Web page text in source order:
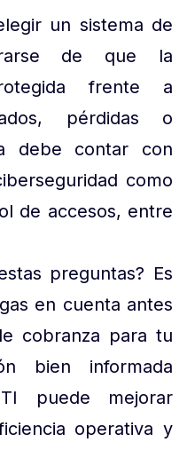
un sistema de
de que la
frente a
pérdidas o
debe contar con
como
de accesos, entre
preguntas? Es
en cuenta antes
cobranza para tu
bien informada
puede mejorar
operativa y